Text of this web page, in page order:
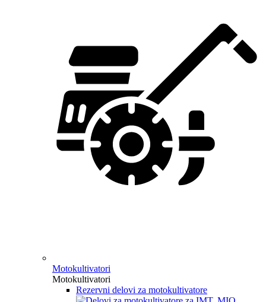
Motokultivatori
Motokultivatori
Rezervni delovi za motokultivatore